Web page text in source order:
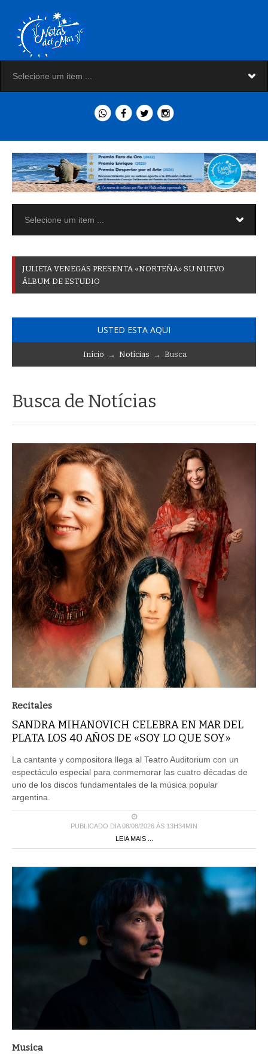
JULIETA VENEGAS PRESENTA «NORTEÑA» SU NUEVO
ÁLBUM DE ESTUDIO
USTED ESTA AQUI
Início → Notícias → Busca
Busca de Notícias
Recitales
SANDRA MIHANOVICH CELEBRA EN MAR DEL
PLATA LOS 40 AÑOS DE «SOY LO QUE SOY»
La cantante y compositora llega al Teatro Auditorium con un
espectáculo especial para conmemorar las cuatro décadas de
uno de los discos fundamentales de la música popular
argentina.
PUBLICADO DIA 08/08/2026 ÀS 13H34MIN
LEIA MAIS ...
Musica